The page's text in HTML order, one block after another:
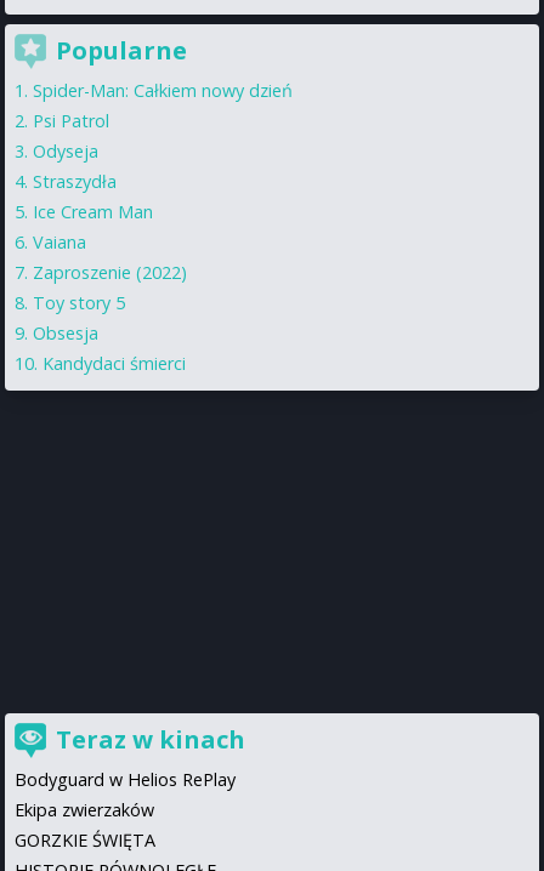
Popularne
Spider-Man: Całkiem nowy dzień
Psi Patrol
Odyseja
Straszydła
Ice Cream Man
Vaiana
Zaproszenie (2022)
Toy story 5
Obsesja
Kandydaci śmierci
Teraz w kinach
Bodyguard w Helios RePlay
Ekipa zwierzaków
GORZKIE ŚWIĘTA